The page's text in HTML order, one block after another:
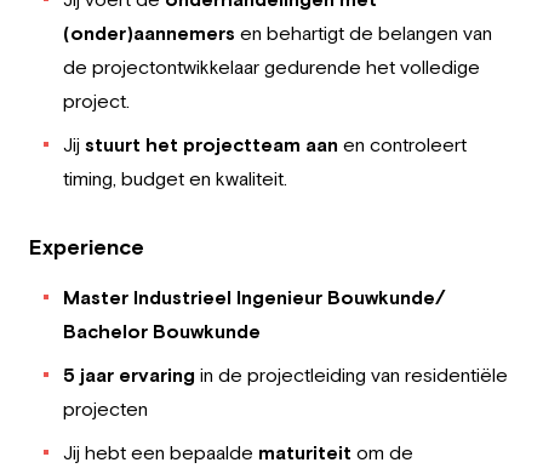
(onder)aannemers en behartigt de belangen van
de projectontwikkelaar gedurende het volledige
project.
Jij stuurt het projectteam aan en controleert
timing, budget en kwaliteit.
Experience
Master Industrieel Ingenieur Bouwkunde/
Bachelor Bouwkunde
5 jaar ervaring in de projectleiding van residentiële
projecten
Jij hebt een bepaalde maturiteit om de